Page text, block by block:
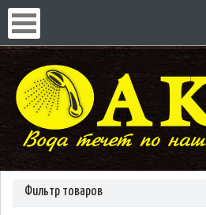
Фильтр товаров